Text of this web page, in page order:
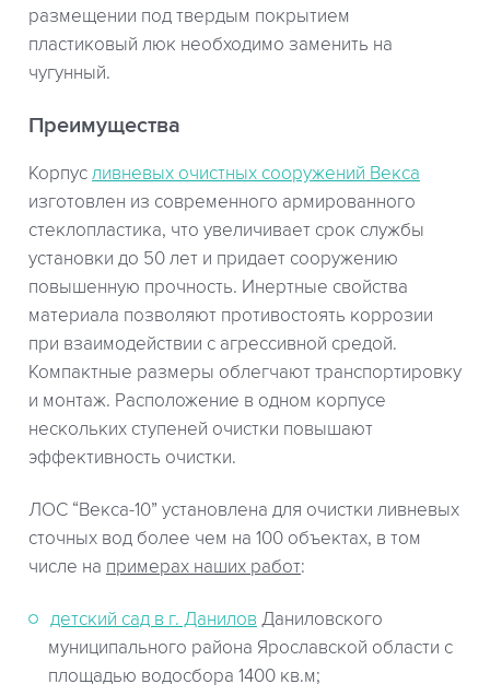
размещении под твердым покрытием
пластиковый люк необходимо заменить на
чугунный.
Преимущества
Корпус ливневых очистных сооружений Векса
изготовлен из современного армированного
стеклопластика, что увеличивает срок службы
установки до 50 лет и придает сооружению
повышенную прочность. Инертные свойства
материала позволяют противостоять коррозии
при взаимодействии с агрессивной средой.
Компактные размеры облегчают транспортировку
и монтаж. Расположение в одном корпусе
нескольких ступеней очистки повышают
эффективность очистки.
ЛОС “Векса-10” установлена для очистки ливневых
сточных вод более чем на 100 объектах, в том
числе на примерах наших работ:
детский сад в г. Данилов Даниловского
муниципального района Ярославской области с
площадью водосбора 1400 кв.м;